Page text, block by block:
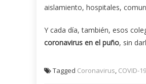
aislamiento, hospitales,
Y cada día, también, esos
coronavirus en el puño, sin
Tagged Coronavirus, COVID-19